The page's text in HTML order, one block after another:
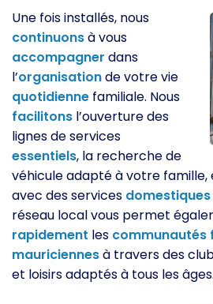
Une fois installés, nous
continuonsà vous
accompagner dans
l’organisationde votre vie
quotidienne familiale. Nous
facilitons l’ouverture des
lignes de services
essentiels, la recherche de
véhicule adapté à votre famille,
avec des services domestiques
réseau local vous permet
rapidement les communautés
mauriciennesà travers des
et loisirs adaptés à tous les âges.